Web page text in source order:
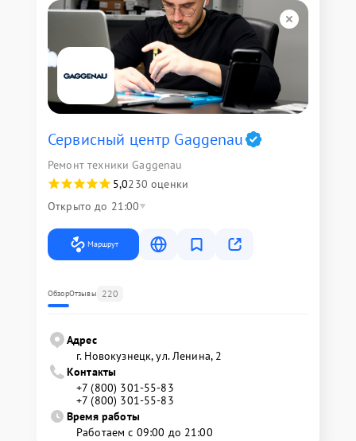
Сервисный центр Gaggenau
Ремонт техники Gaggenau
5,0230 оценки
Открыто до 21:00
Маршрут
ОбзорОтзывы 220
Адрес
г. Новокузнецк, ул. Ленина, 2
Контакты
+7 (800) 301-55-83
+7 (800) 301-55-83
Время работы
Работаем с 09:00 до 21:00